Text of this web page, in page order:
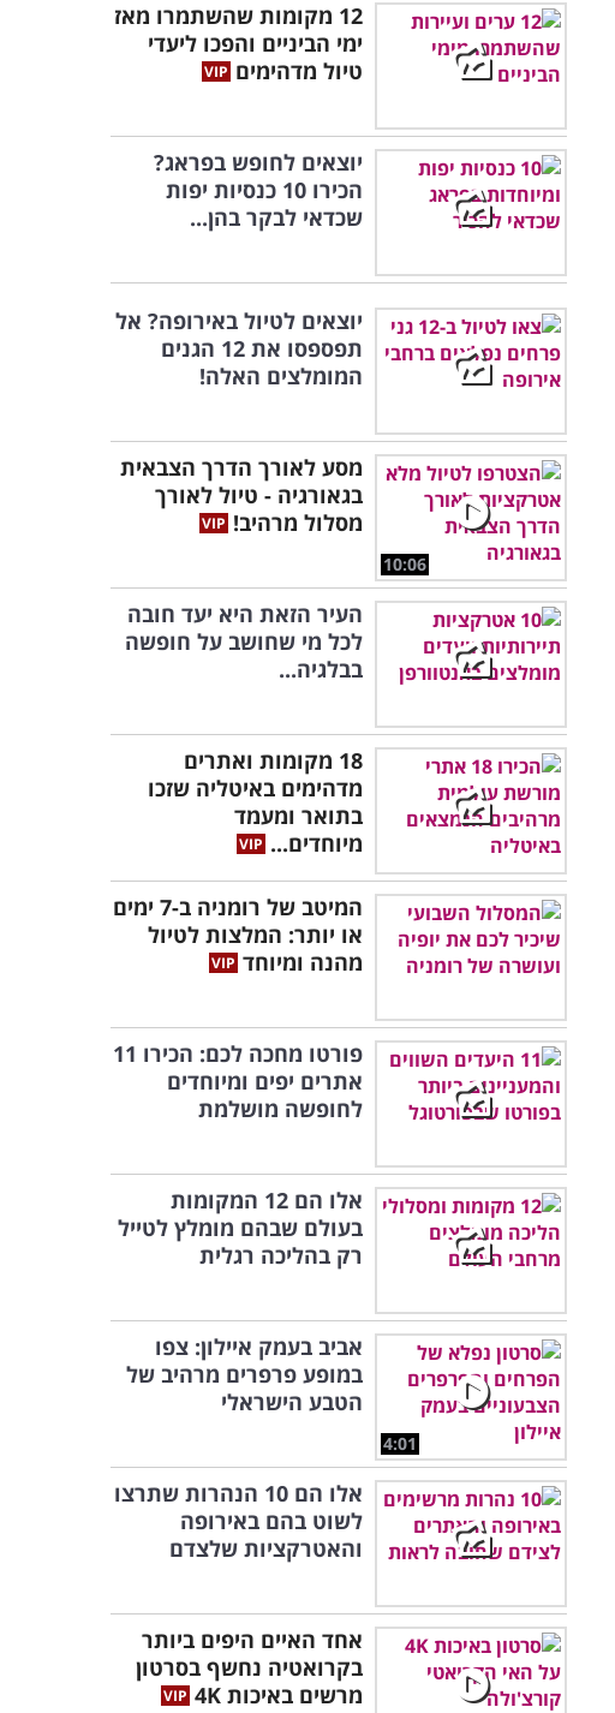
12 מקומות שהשתמרו מאז
ימי הביניים והפכו ליעדי
טיול מדהימים
יוצאים לחופש בפראג?
הכירו 10 כנסיות יפות
שכדאי לבקר בהן...
יוצאים לטיול באירופה? אל
תפספסו את 12 הגנים
המומלצים האלה!
10:06
מסע לאורך הדרך הצבאית
בגאורגיה - טיול לאורך
מסלול מרהיב!
העיר הזאת היא יעד חובה
לכל מי שחושב על חופשה
בבלגיה...
18 מקומות ואתרים
מדהימים באיטליה שזכו
בתואר ומעמד
מיוחדים...
המיטב של רומניה ב-7 ימים
או יותר: המלצות לטיול
מהנה ומיוחד
פורטו מחכה לכם: הכירו 11
אתרים יפים ומיוחדים
לחופשה מושלמת
אלו הם 12 המקומות
בעולם שבהם מומלץ לטייל
רק בהליכה רגלית
4:01
אביב בעמק איילון: צפו
במופע פרפרים מרהיב של
הטבע הישראלי
אלו הם 10 הנהרות שתרצו
לשוט בהם באירופה
והאטרקציות שלצדם
אחד האיים היפים ביותר
בקרואטיה נחשף בסרטון
מרשים באיכות 4K